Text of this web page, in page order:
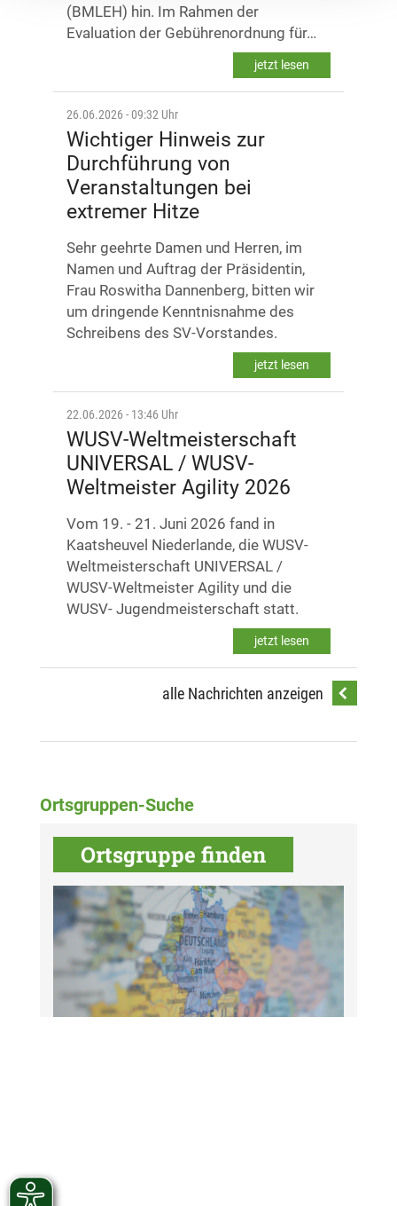
-
(BMLEH) hin. Im Rahmen der
Evaluation der Gebührenordnung für…
jetzt lesen
26.06.2026 - 09:32 Uhr
Wichtiger Hinweis zur
Durchführung von
Veranstaltungen bei
extremer Hitze
Sehr geehrte Damen und Herren, im
Namen und Auftrag der Präsidentin,
Frau Roswitha Dannenberg, bitten wir
um dringende Kenntnisnahme des
Schreibens des SV-Vorstandes.
jetzt lesen
22.06.2026 - 13:46 Uhr
WUSV-Weltmeisterschaft
UNIVERSAL / WUSV-
Weltmeister Agility 2026
Vom 19. - 21. Juni 2026 fand in
Kaatsheuvel Niederlande, die WUSV-
Weltmeisterschaft UNIVERSAL /
WUSV-Weltmeister Agility und die
WUSV- Jugendmeisterschaft statt.
jetzt lesen
alle Nachrichten anzeigen
Ortsgruppen-Suche
Ortsgruppe finden